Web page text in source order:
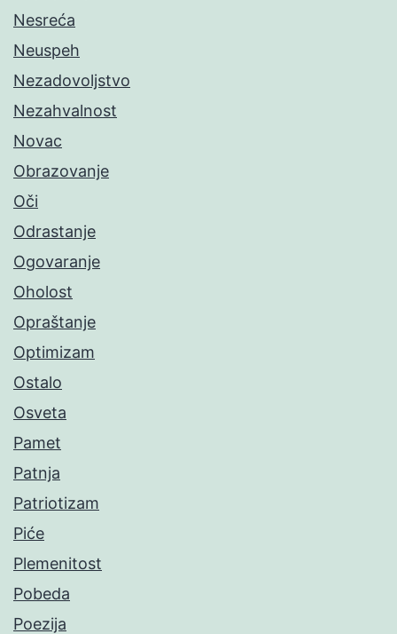
Nesreća
Neuspeh
Nezadovoljstvo
Nezahvalnost
Novac
Obrazovanje
Oči
Odrastanje
Ogovaranje
Oholost
Opraštanje
Optimizam
Ostalo
Osveta
Pamet
Patnja
Patriotizam
Piće
Plemenitost
Pobeda
Poezija